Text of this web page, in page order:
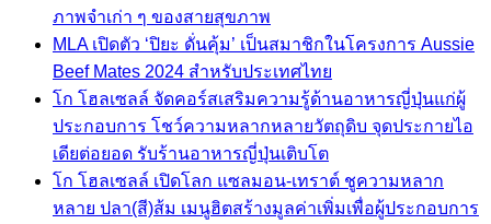
ภาพจำเก่า ๆ ของสายสุขภาพ
MLA เปิดตัว ‘ปิยะ ดั่นคุ้ม’ เป็นสมาชิกในโครงการ Aussie
Beef Mates 2024 สำหรับประเทศไทย
โก โฮลเซลล์ จัดคอร์สเสริมความรู้ด้านอาหารญี่ปุ่นแก่ผู้
ประกอบการ โชว์ความหลากหลายวัตถุดิบ จุดประกายไอ
เดียต่อยอด รับร้านอาหารญี่ปุ่นเติบโต
โก โฮลเซลล์ เปิดโลก แซลมอน-เทราต์ ชูความหลาก
หลาย ปลา(สี)ส้ม เมนูฮิตสร้างมูลค่าเพิ่มเพื่อผู้ประกอบการ